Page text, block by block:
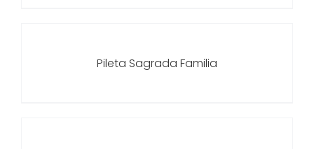
Pileta Sagrada Familia